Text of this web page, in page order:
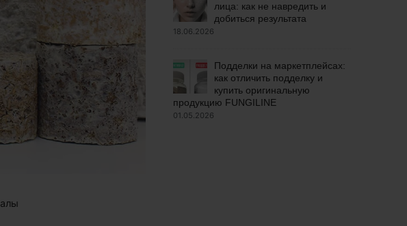
лица: как не навредить и
добиться результата
18.06.2026
Подделки на маркетплейсах:
как отличить подделку и
купить оригинальную
продукцию FUNGILINE
01.05.2026